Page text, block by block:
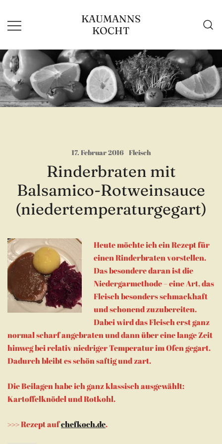
Inhalt
springen
KAUMANNS
KOCHT
17. Februar 2016 Fleisch
Rinderbraten mit
Balsamico-Rotweinsauce
(niedertemperaturgegart)
Heute möchte ich ein Rezept für
einen Rinderbraten vorstellen.
Das besondere daran ist die
Niedergarmethode – eine Art, das
Fleisch besonders schmackhaft
und schonend zuzubereiten.
Dabei wird das Fleisch erst ganz
normal scharf angebraten und dann über eine lange Zeit
hinweg bei relativ niedriger Temperatur im Ofen gegart.
Dadurch bleibt es schön saftig und zart.
Die Beilagen habe ich ganz klassisch ausgewählt:
Kartoffelknödel und Rotkohl.
>>> Rezept aufchefkoch.de.